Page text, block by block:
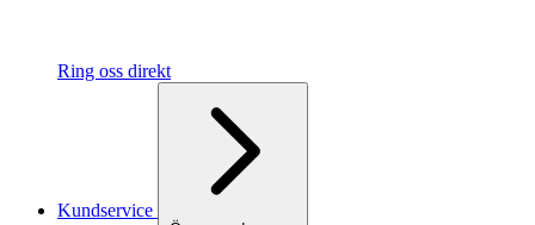
Ring oss direkt
Kundservice